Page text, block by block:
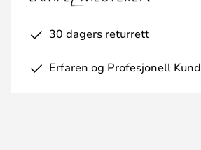
30 dagers returrett
Erfaren og Profesjonell